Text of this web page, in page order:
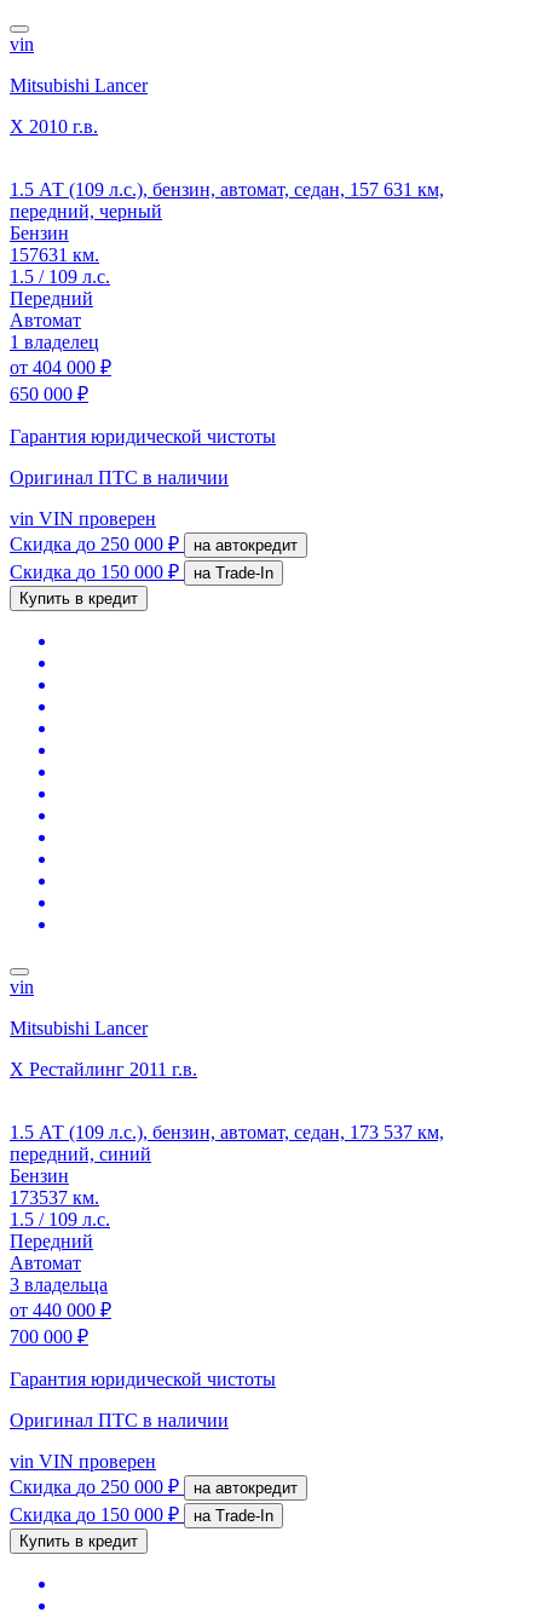
vin
Mitsubishi Lancer
X 2010 г.в.
1.5 АТ (109 л.с.), бензин, автомат, седан, 157 631 км,
передний, черный
Бензин
157631 км.
1.5 / 109 л.с.
Передний
Автомат
1 владелец
от 404 000 ₽
650 000 ₽
Гарантия юридической чистоты
Оригинал ПТС в наличии
vin VIN проверен
Скидка до 250 000 ₽ на автокредит
Скидка до 150 000 ₽
на Trade-In
Купить в кредит
vin
Mitsubishi Lancer
X Рестайлинг 2011 г.в.
1.5 АТ (109 л.с.), бензин, автомат, седан, 173 537 км,
передний, синий
Бензин
173537 км.
1.5 / 109 л.с.
Передний
Автомат
3 владельца
от 440 000 ₽
700 000 ₽
Гарантия юридической чистоты
Оригинал ПТС в наличии
vin VIN проверен
Скидка до 250 000 ₽ на автокредит
Скидка до 150 000 ₽
на Trade-In
Купить в кредит